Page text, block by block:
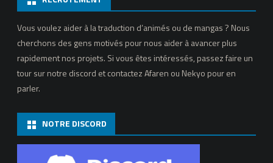
Vous voulez aider à la traduction d’animés ou de mangas ? Nous
cherchons des gens motivés pour nous aider à avancer plus
rapidement nos projets. Si vous êtes intéressés, passez faire un
tour sur notre discord et contactez Afaren ou Nekyo pour en
parler.
NOTRE DISCORD